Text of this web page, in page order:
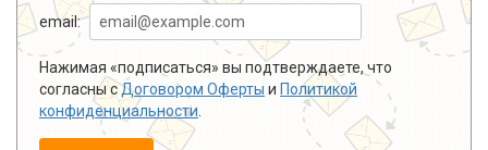
email:
Нажимая «подписаться» вы подтверждаете, что
согласны сДоговором Оферты и Политикой
конфиденциальности